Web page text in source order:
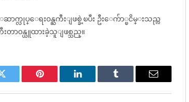
ာက္လုပ္ေရး၀န္ႀကီးျဖစ္ခဲ့ၿပီး ဦးေက်ာ္ၿငိမ္းသည္လ
တာ၀န္ယူထားခဲ့သူျဖစ္သည္။
Twitter Pinterest LinkedIn Tumblr Email